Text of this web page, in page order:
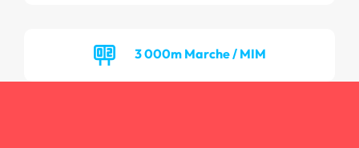
3 000m Marche / MIM